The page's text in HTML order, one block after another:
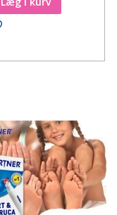
Tilføj til ønskeseddel